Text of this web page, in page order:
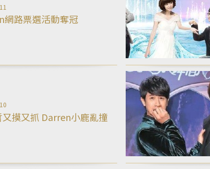
網路票選活動奪冠
又摸又抓 Darren小鹿亂撞